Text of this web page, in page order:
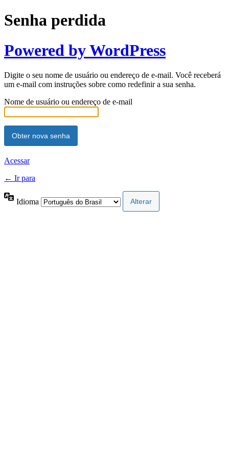
Senha perdida
Powered by WordPress
Digite o seu nome de usuário ou endereço de e-mail. Você receberá
um e-mail com instruções sobre como redefinir a sua senha.
Nome de usuário ou endereço de e-mail
Acessar
← Ir para
Idioma